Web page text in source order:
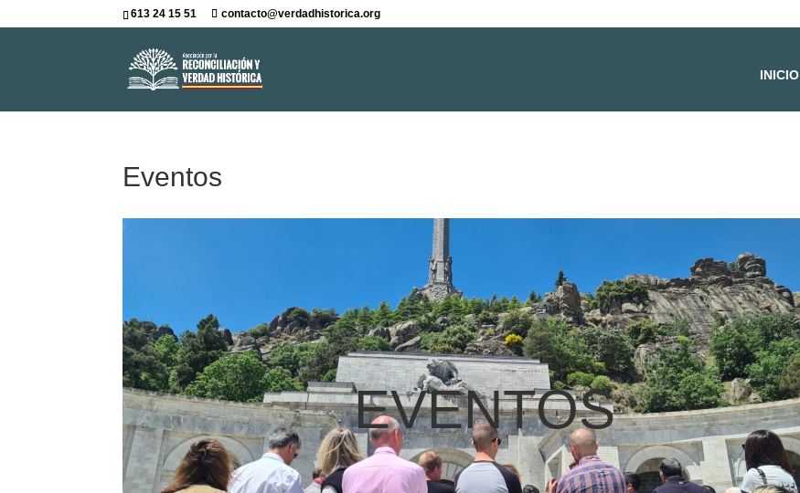
613 24 15 51 contacto@verdadhistorica.org
INICIO
Eventos
EVENTOS